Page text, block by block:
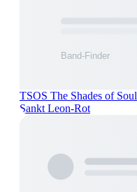
TSOS The Shades of Soul
Sankt Leon-Rot